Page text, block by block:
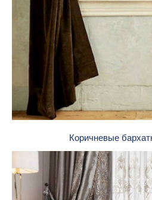
Коричневые